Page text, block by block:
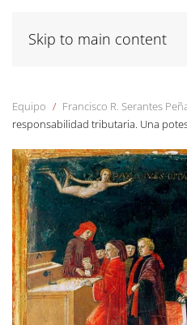
Skip to main content
Equipo Francisco R. Serantes
responsabilidad tributaria. Una